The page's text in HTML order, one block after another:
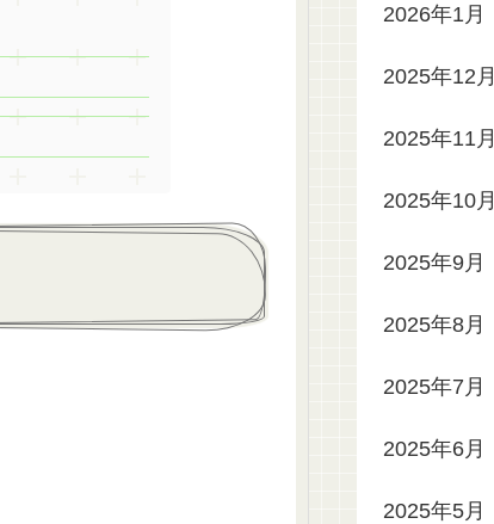
2026年1月
2025年12月
2025年11月
2025年10月
2025年9月
2025年8月
2025年7月
2025年6月
2025年5月